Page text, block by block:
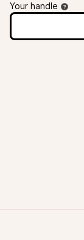
Your handle